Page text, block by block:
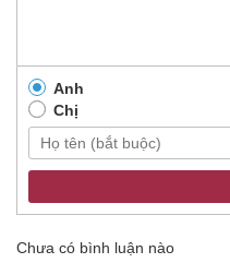
Anh
Chị
Chưa có bình luận nào